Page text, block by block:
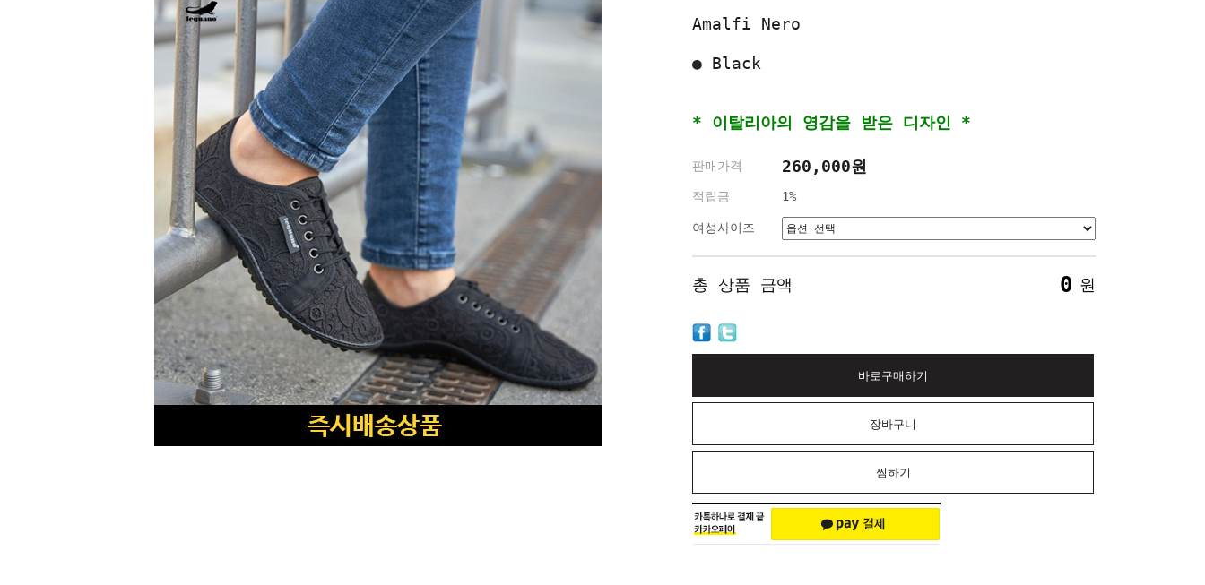
* 이탈리아의 영감을 받은 디자인 *
Amalfi Nero
● Black
* 이탈리아의 영감을 받은 디자인 *
판매가격 260,000원
적립금 1%
여성사이즈
총 상품 금액 0 원
바로구매하기
장바구니
찜하기